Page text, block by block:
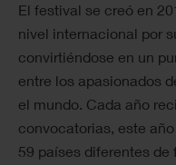
El festival se creó en
nivel internacional por
convirtiéndose en un
entre los apasionados
el mundo. Cada año
convocatorias, este
59 países diferentes de